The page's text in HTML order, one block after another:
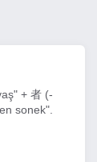
+ 者 (-
sonek".